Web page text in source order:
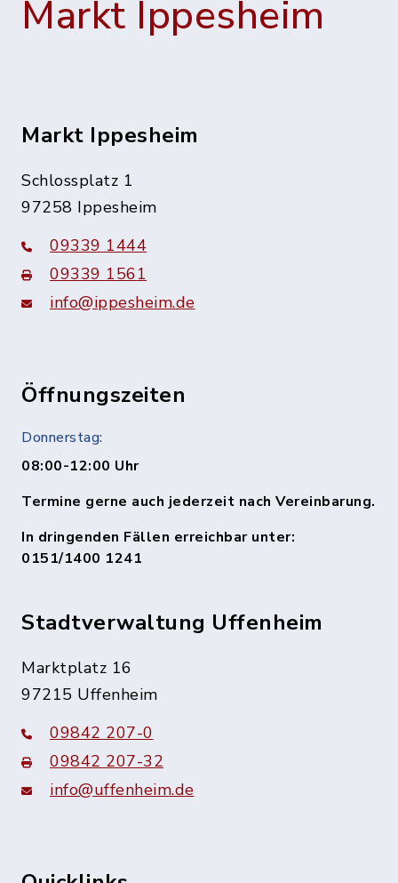
Markt Ippesheim
Markt Ippesheim
Schlossplatz 1
97258 Ippesheim
09339 1444
09339 1561
info@ippesheim.de
Öffnungszeiten
Donnerstag:
08:00-12:00 Uhr
Termine gerne auch jederzeit nach Vereinbarung.
In dringenden Fällen erreichbar unter:
0151/1400 1241
Stadtverwaltung Uffenheim
Marktplatz 16
97215 Uffenheim
09842 207-0
09842 207-32
info@uffenheim.de